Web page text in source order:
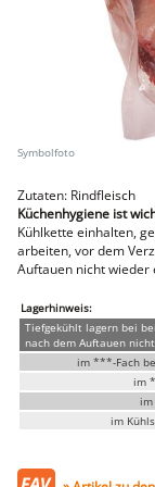
DELUXE SCHWEIN
Steaks vom
Putenwurst
Aufschnittwurst
Stangenwurst
Leberkäse
Würstel
Schinken
Selchwaren
Schinken
Putenschinken
Fische
Meeresfrüchte
Zutaten: Rindfleisch
Küchenhygiene ist
Kühlkette einhalten,
arbeiten, vor dem
Auftauen nicht
Lagerhinweis:
Tiefgekühlt lagern bei
nach dem Auftauen
im ***-Fach
im
im
im